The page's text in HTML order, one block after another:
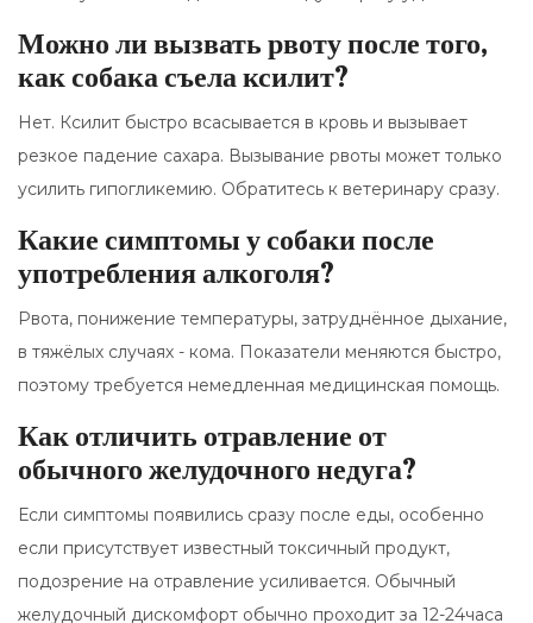
Можно ли вызвать рвоту после того,
как собака съела ксилит?
Нет. Ксилит быстро всасывается в кровь и вызывает
резкое падение сахара. Вызывание рвоты может только
усилить гипогликемию. Обратитесь к ветеринару сразу.
Какие симптомы у собаки после
употребления алкоголя?
Рвота, понижение температуры, затруднённое дыхание,
в тяжёлых случаях - кома. Показатели меняются быстро,
поэтому требуется немедленная медицинская помощь.
Как отличить отравление от
обычного желудочного недуга?
Если симптомы появились сразу после еды, особенно
если присутствует известный токсичный продукт,
подозрение на отравление усиливается. Обычный
желудочный дискомфорт обычно проходит за 12-24часа